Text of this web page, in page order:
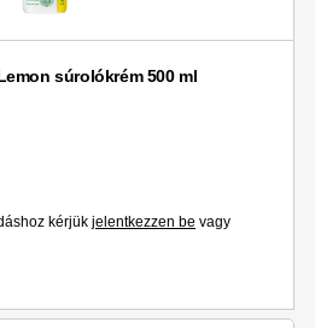
súrolókrém 500 ml
kérjük jelentkezzen be vagy